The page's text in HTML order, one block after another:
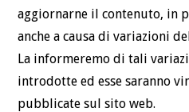
aggiornarne il contenuto, in
anche a causa di variazioni
La informeremo di tali
introdotte ed esse saranno
pubblicate sul sito web.